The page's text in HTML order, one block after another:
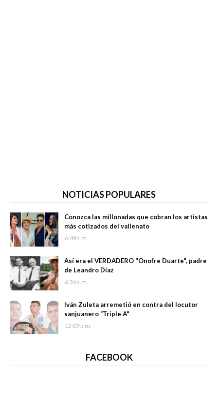
NOTICIAS POPULARES
Conozca las millonadas que cobran los artistas
más cotizados del vallenato
6:49 a.m.
Así era el VERDADERO "Onofre Duarte", padre
de Leandro Díaz
6:36 a.m.
Iván Zuleta arremetió en contra del locutor
sanjuanero “Triple A"
12:07 p.m.
FACEBOOK